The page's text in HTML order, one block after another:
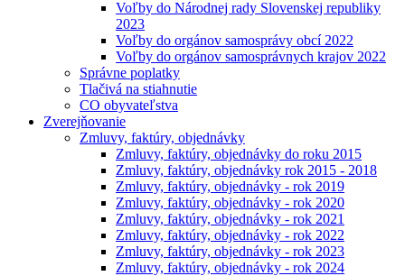
Voľby do Národnej rady Slovenskej republiky
2023
Voľby do orgánov samosprávy obcí 2022
Voľby do orgánov samosprávnych krajov 2022
Správne poplatky
Tlačivá na stiahnutie
CO obyvateľstva
Zverejňovanie
Zmluvy, faktúry, objednávky
Zmluvy, faktúry, objednávky do roku 2015
Zmluvy, faktúry, objednávky rok 2015 - 2018
Zmluvy, faktúry, objednávky - rok 2019
Zmluvy, faktúry, objednávky - rok 2020
Zmluvy, faktúry, objednávky - rok 2021
Zmluvy, faktúry, objednávky - rok 2022
Zmluvy, faktúry, objednávky - rok 2023
Zmluvy, faktúry, objednávky - rok 2024